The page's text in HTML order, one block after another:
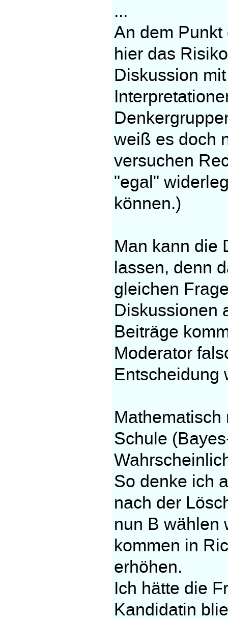
...
An dem
hier das
Diskussion
weiß es doch
versuchen
"egal"
können.)
Man kann die
lassen, denn
gleichen
Diskussionen
Beiträge
Moderator
Entscheidung
Mathematisch
Schule
So denke ich
nach der
nun B wählen
kommen in
erhöhen.
Ich hätte die
Kandidatin